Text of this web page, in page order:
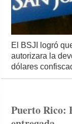
El BSJI logró
autorizara la
dólares
Puerto Rico: